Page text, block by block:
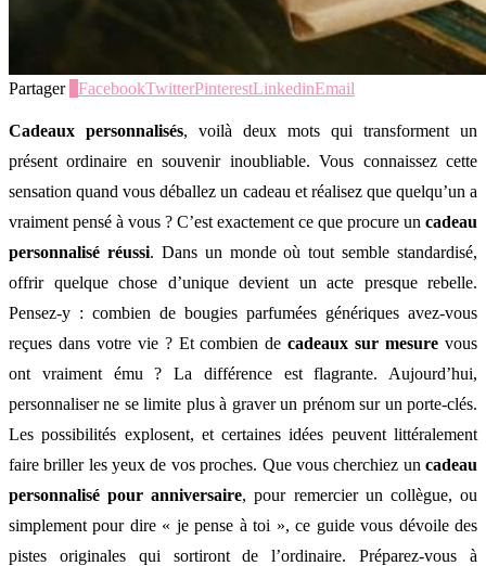
Partager FacebookTwitterPinterestLinkedinEmail
Cadeaux personnalisés, voilà deux mots qui transforment un
présent ordinaire en souvenir inoubliable. Vous connaissez cette
sensation quand vous déballez un cadeau et réalisez que quelqu’un a
vraiment pensé à vous ? C’est exactement ce que procure un cadeau
personnalisé réussi. Dans un monde où tout semble standardisé,
offrir quelque chose d’unique devient un acte presque rebelle.
Pensez-y : combien de bougies parfumées génériques avez-vous
reçues dans votre vie ? Et combien decadeaux sur mesure vous
ont vraiment ému ? La différence est flagrante. Aujourd’hui,
personnaliser ne se limite plus à graver un prénom sur un porte-clés.
Les possibilités explosent, et certaines idées peuvent littéralement
faire briller les yeux de vos proches. Que vous cherchiez un cadeau
personnalisé pour anniversaire, pour remercier un collègue, ou
simplement pour dire « je pense à toi », ce guide vous dévoile des
pistes originales qui sortiront de l’ordinaire. Préparez-vous à